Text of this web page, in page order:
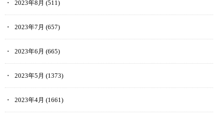
2023年8月 (511)
2023年7月 (657)
2023年6月 (665)
2023年5月 (1373)
2023年4月 (1661)